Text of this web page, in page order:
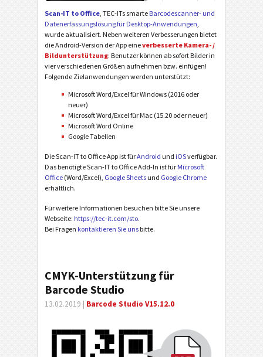
Scan-IT to Office , TEC-ITs smarte Barcodescanner- und
Datenerfassungslösung für Desktop-Anwendungen
wurde aktualisiert. Neben weiteren Verbesserungen bietet
die Android-Version der App eineverbesserte Kamera- /
Bildunterstützung: Benutzer können ab sofort Bilder in
vier verschiedenen Größen aufnehmen bzw. einfügen!
Folgende Zielanwendungen werden unterstützt:
Microsoft Word/Excel für Windows (2016 oder
neuer)
Microsoft Word/Excel für Mac (15.20 oder neuer)
Microsoft Word Online
Google Tabellen
Die Scan-IT to Office App ist fürAndroid und iOSverfügbar.
Das benötigte Scan-IT to Office Add-In ist für Microsoft
Office (Word/Excel), Google Sheets und Google Chrome
erhältlich.
Für weitere Informationen besuchen bitte Sie unsere
Webseite: https://tec-it.com/sto.
Bei Fragen kontaktieren Sie uns bitte.
CMYK-Unterstützung für
Barcode Studio
13.02.2019 | Barcode Studio V15.12.0